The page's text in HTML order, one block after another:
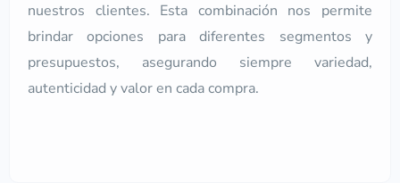
nuestros clientes. Esta combinación nos permite
brindar opciones para diferentes segmentos y
presupuestos, asegurando siempre variedad,
autenticidad y valor en cada compra.